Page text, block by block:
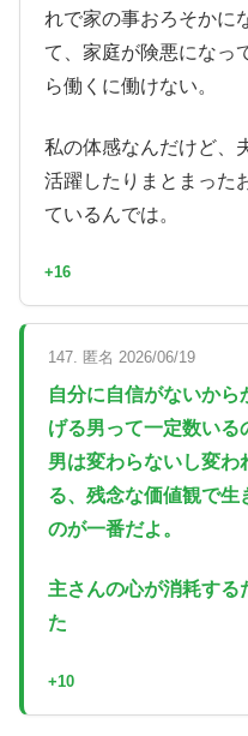
れで家の事おろそかに
て、家庭が険悪になっ
ら働くに働けない。
私の体感なんだけど、
活躍したりまとまった
ているんでは。
+16
147. 匿名 2026/06/19
自分に自信がないか
げる男って一定数いる
男は変わらないし変わ
る、残念な価値観で生
のが一番だよ。
主さんの心が消耗する
た
+10